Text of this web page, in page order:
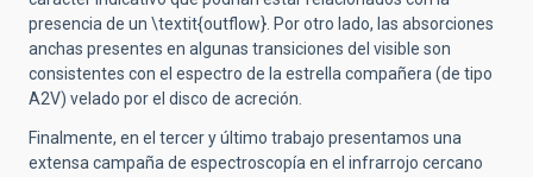
presencia de un \textit{outflow}. Por otro lado, las absorciones
anchas presentes en algunas transiciones del visible son
consistentes con el espectro de la estrella compañera (de tipo
A2V) velado por el disco de acreción.
Finalmente, en el tercer y último trabajo presentamos una
extensa campaña de espectroscopía en el infrarrojo cercano